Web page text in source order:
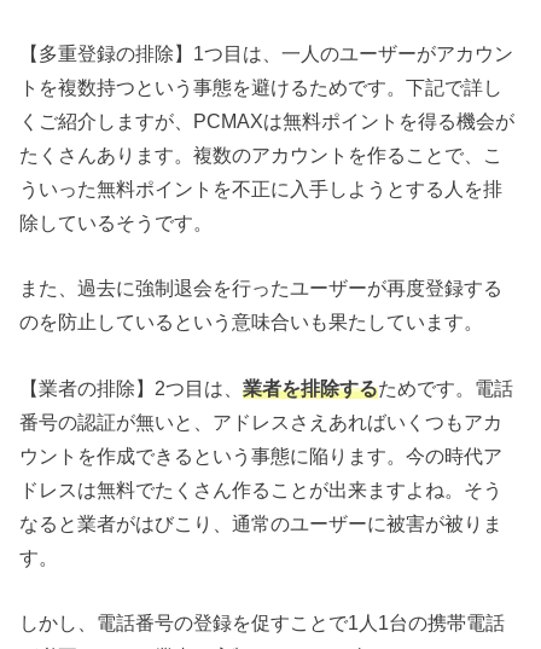
【多重登録の排除】1つ目は、一人のユーザーがアカウン
トを複数持つという事態を避けるためです。下記で詳し
くご紹介しますが、PCMAXは無料ポイントを得る機会が
たくさんあります。複数のアカウントを作ることで、こ
ういった無料ポイントを不正に入手しようとする人を排
除しているそうです。
また、過去に強制退会を行ったユーザーが再度登録する
のを防止しているという意味合いも果たしています。
【業者の排除】2つ目は、業者を排除するためです。電話
番号の認証が無いと、アドレスさえあればいくつもアカ
ウントを作成できるという事態に陥ります。今の時代ア
ドレスは無料でたくさん作ることが出来ますよね。そう
なると業者がはびこり、通常のユーザーに被害が被りま
す。
しかし、電話番号の登録を促すことで1人1台の携帯電話